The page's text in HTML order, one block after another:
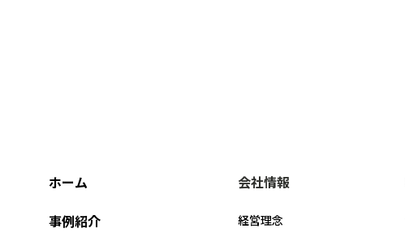
ホーム
事例紹介
会社情報
経営理念